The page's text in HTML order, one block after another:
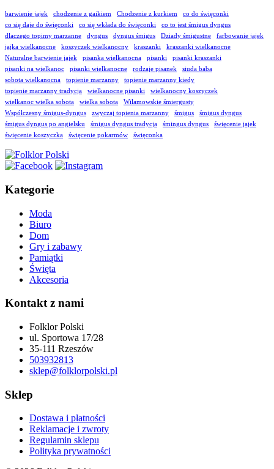
barwienie jajek chodzenie z gaikiem Chodzenie z kurkiem
co do święconki
co się daje do święconki
co się wkłada do święconki
co to jest śmigus dyngus
dlaczego topimy marzanne
dyngus dyngus śmigus Dziady śmigustne
farbowanie jajek
jajka wielkanocne
koszyczek wielkanocny kraszanki
kraszanki wielkanocne
Naturalne barwienie jajek
pisanka wielkanocna pisanki
pisanki kraszanki
pisanki na wielkanoc
pisanki wielkanocne rodzaje pisanek
siuda baba
sobota wielkanocna
topienie marzanny
topienie marzanny kiedy
topienie marzanny tradycja
wielkanocne pisanki
wielkanocny koszyczek
wielkanoc wielka sobota
wielka sobota
Wilamowskie śmiergusty
Współczesny śmigus-dyngus
zwyczaj topienia marzanny śmigus
śmigus dyngus
śmigus dyngus po angielsku
śmigus dyngus tradycja śmingus dyngus
święcenie jajek
święcenie koszyczka
święcenie pokarmów święconka
Kategorie
Moda
Biuro
Dom
Gry i zabawy
Pamiątki
Święta
Akcesoria
Kontakt z nami
Folklor Polski
ul. Sportowa 17/28
35-111 Rzeszów
503932813
sklep@folklorpolski.pl
Sklep
Dostawa i płatności
Reklamacje i zwroty
Regulamin sklepu
Polityka prywatności